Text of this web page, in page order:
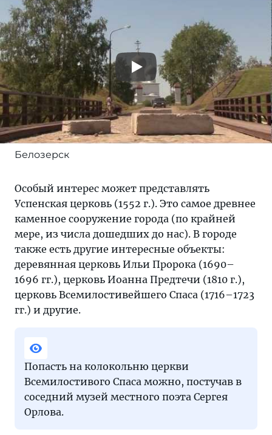
Белозерск
Особый интерес может представлять
Успенская церковь (1552 г.). Это самое древнее
каменное сооружение города (по крайней
мере, из числа дошедших до нас). В городе
также есть другие интересные объекты:
деревянная церковь Ильи Пророка (1690–
1696 гг.), церковь Иоанна Предтечи (1810 г.),
церковь Всемилостивейшего Спаса (1716–1723
гг.) и другие.
Попасть на колокольню церкви
Всемилостивого Спаса можно, постучав в
соседний музей местного поэта Сергея
Орлова.